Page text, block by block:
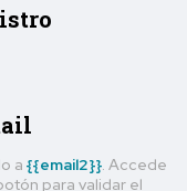
a {{email2}}. Accede
para validar el